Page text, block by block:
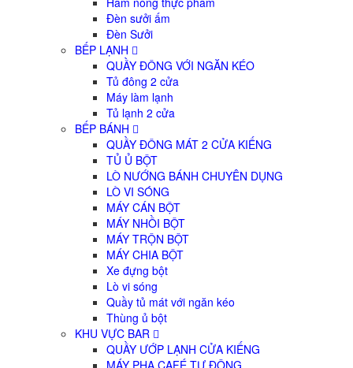
Đèn sưởi ấm
Đèn Sưởi
BẾP LẠNH
QUẦY ĐÔNG VỚI NGĂN KÉO
Tủ đông 2 cửa
Máy làm lạnh
Tủ lạnh 2 cửa
BẾP BÁNH
QUẦY ĐÔNG MÁT 2 CỬA KIẾNG
TỦ Ủ BỘT
LÒ NƯỚNG BÁNH CHUYÊN DỤNG
LÒ VI SÓNG
MÁY CÁN BỘT
MÁY NHỒI BỘT
MÁY TRỘN BỘT
MÁY CHIA BỘT
Xe đựng bột
Lò vi sóng
Quầy tủ mát với ngăn kéo
Thùng ủ bột
KHU VỰC BAR
QUẦY ƯỚP LẠNH CỬA KIẾNG
MÁY PHA CAFÉ TỰ ĐỘNG